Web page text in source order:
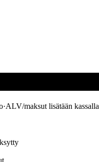
·ALV/maksut lisätään kassalla